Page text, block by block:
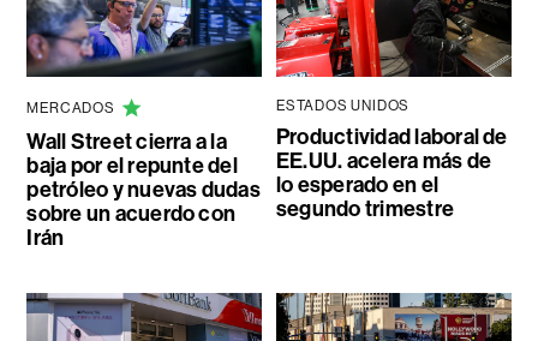
MERCADOS
Wall Street cierra a la
baja por el repunte del
petróleo y nuevas dudas
sobre un acuerdo con
Irán
ESTADOS UNIDOS
Productividad laboral de
EE.UU. acelera más de
lo esperado en el
segundo trimestre